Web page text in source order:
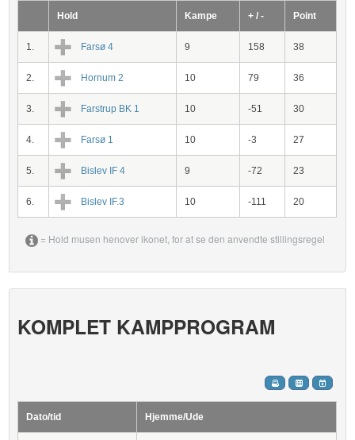
Hold Kampe + / - Point
1. Farsø 4 9 158 38
2. Hornum 2 10 79 36
3. Farstrup BK 1 10 -51 30
4. Farsø 1 10 -3 27
5. Bislev IF 4 9 -72 23
6. Bislev IF.3 10 -111 20
= Hold musen henover ikonet, for at se den anvendte stillingsregel
KOMPLET KAMPPROGRAM
Dato/tid Hjemme/Ude